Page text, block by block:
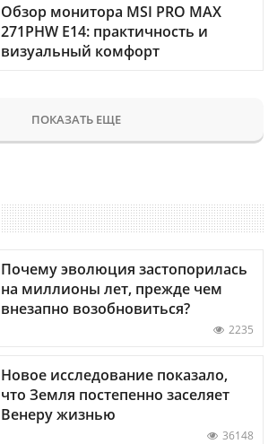
Обзор монитора MSI PRO MAX
271PHW E14: практичность и
визуальный комфорт
ПОКАЗАТЬ ЕЩЕ
Почему эволюция застопорилась
на миллионы лет, прежде чем
внезапно возобновиться?
2235
Новое исследование показало,
что Земля постепенно заселяет
Венеру жизнью
36148